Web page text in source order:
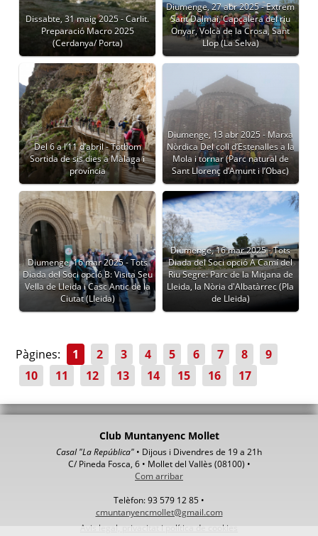
Dissabte, 31 maig 2025 - Carlit.
Preparació Macro 2025
(Cerdanya/ Porta)
Diumenge, 27 abr 2025 - Extrem
Sant Dalmai, Capçalera del riu
Onyar, Volcà de la Crosa, Sant
Llop (La Selva)
Del 6 a l’11 d’abril - Tothom
Sortida de sis dies a Màlaga i
província
Diumenge, 13 abr 2025 - Marxa
Nòrdica Del coll d’Estenalles a la
Mola i tornar (Parc natural de
Sant Llorenç d’Amunt i l’Obac)
Diumenge, 16 mar 2025 - Tots
Diada del Soci opció B: Visita Seu
Vella de Lleida i Casc Antic de la
Ciutat (Lleida)
Diumenge, 16 mar 2025 - Tots
Diada del Soci opció A Camí del
Riu Segre: Parc de la Mitjana de
Lleida, la Nòria d'Albatàrrec (Pla
de Lleida)
Pàgines: 1 2 3 4 5 6 7 8
9
10
11 12 13 14 15 16 17
Club Muntanyenc Mollet
Casal "La República" • Dijous i Divendres de 19 a 21h
C/ Pineda Fosca, 6 • Mollet del Vallès (08100) •
Com arribar
Telèfon: 93 579 12 85 •
cmuntanyencmollet@gmail.com
Avis legal, privacitat i política de cookies